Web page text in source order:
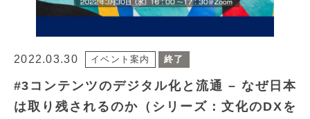
2022.03.30 イベント案内 終了
#3コンテンツのデジタル化と流通 – なぜ日本
は取り残されるのか（シリーズ：文化のDXを